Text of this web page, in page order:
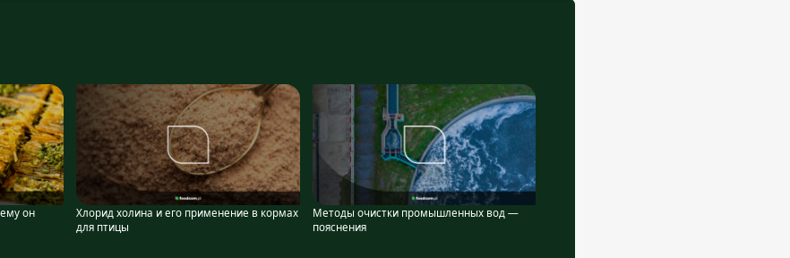
он
Хлорид холина и его применение в кормах
для птицы
Методы очистки промышленных вод —
пояснения